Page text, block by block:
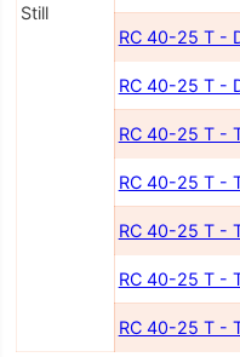
Still
RC 40-25 T -
RC 40-25 T -
RC 40-25 T -
RC 40-25 T -
RC 40-25 T -
RC 40-25 T -
RC 40-25 T -